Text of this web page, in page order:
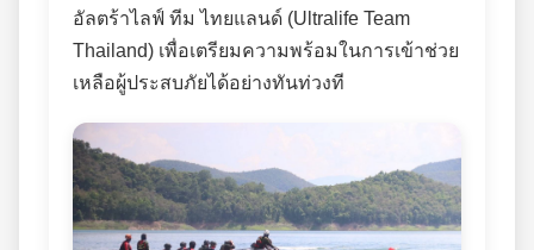
อัลตร้าไลฟ์ ทีม ไทยแลนด์ (Ultralife Team
Thailand) เพื่อเตรียมความพร้อมในการเข้าช่วย
เหลือผู้ประสบภัยได้อย่างทันท่วงที